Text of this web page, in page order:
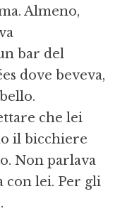
Almeno,
bar del
dove beveva,
che lei
il bicchiere
Non parlava
con lei. Per gli